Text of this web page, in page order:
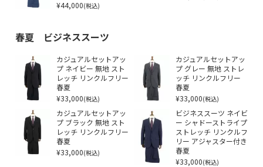
¥44,000(税込)
春夏 ビジネススーツ
カジュアルセットアッ
プ ネイビー 無地 スト
レッチ リンクルフリー
春夏
¥33,000(税込)
カジュアルセットアッ
プ グレー 無地 ストレ
ッチ リンクルフリー
春夏
¥33,000(税込)
カジュアルセットアッ
プ ブラック 無地 スト
レッチ リンクルフリー
春夏
¥33,000(税込)
ビジネススーツ ネイビ
ー シャドーストライプ
ストレッチ リンクルフ
リー アジャスター付き
春夏
¥33,000(税込)